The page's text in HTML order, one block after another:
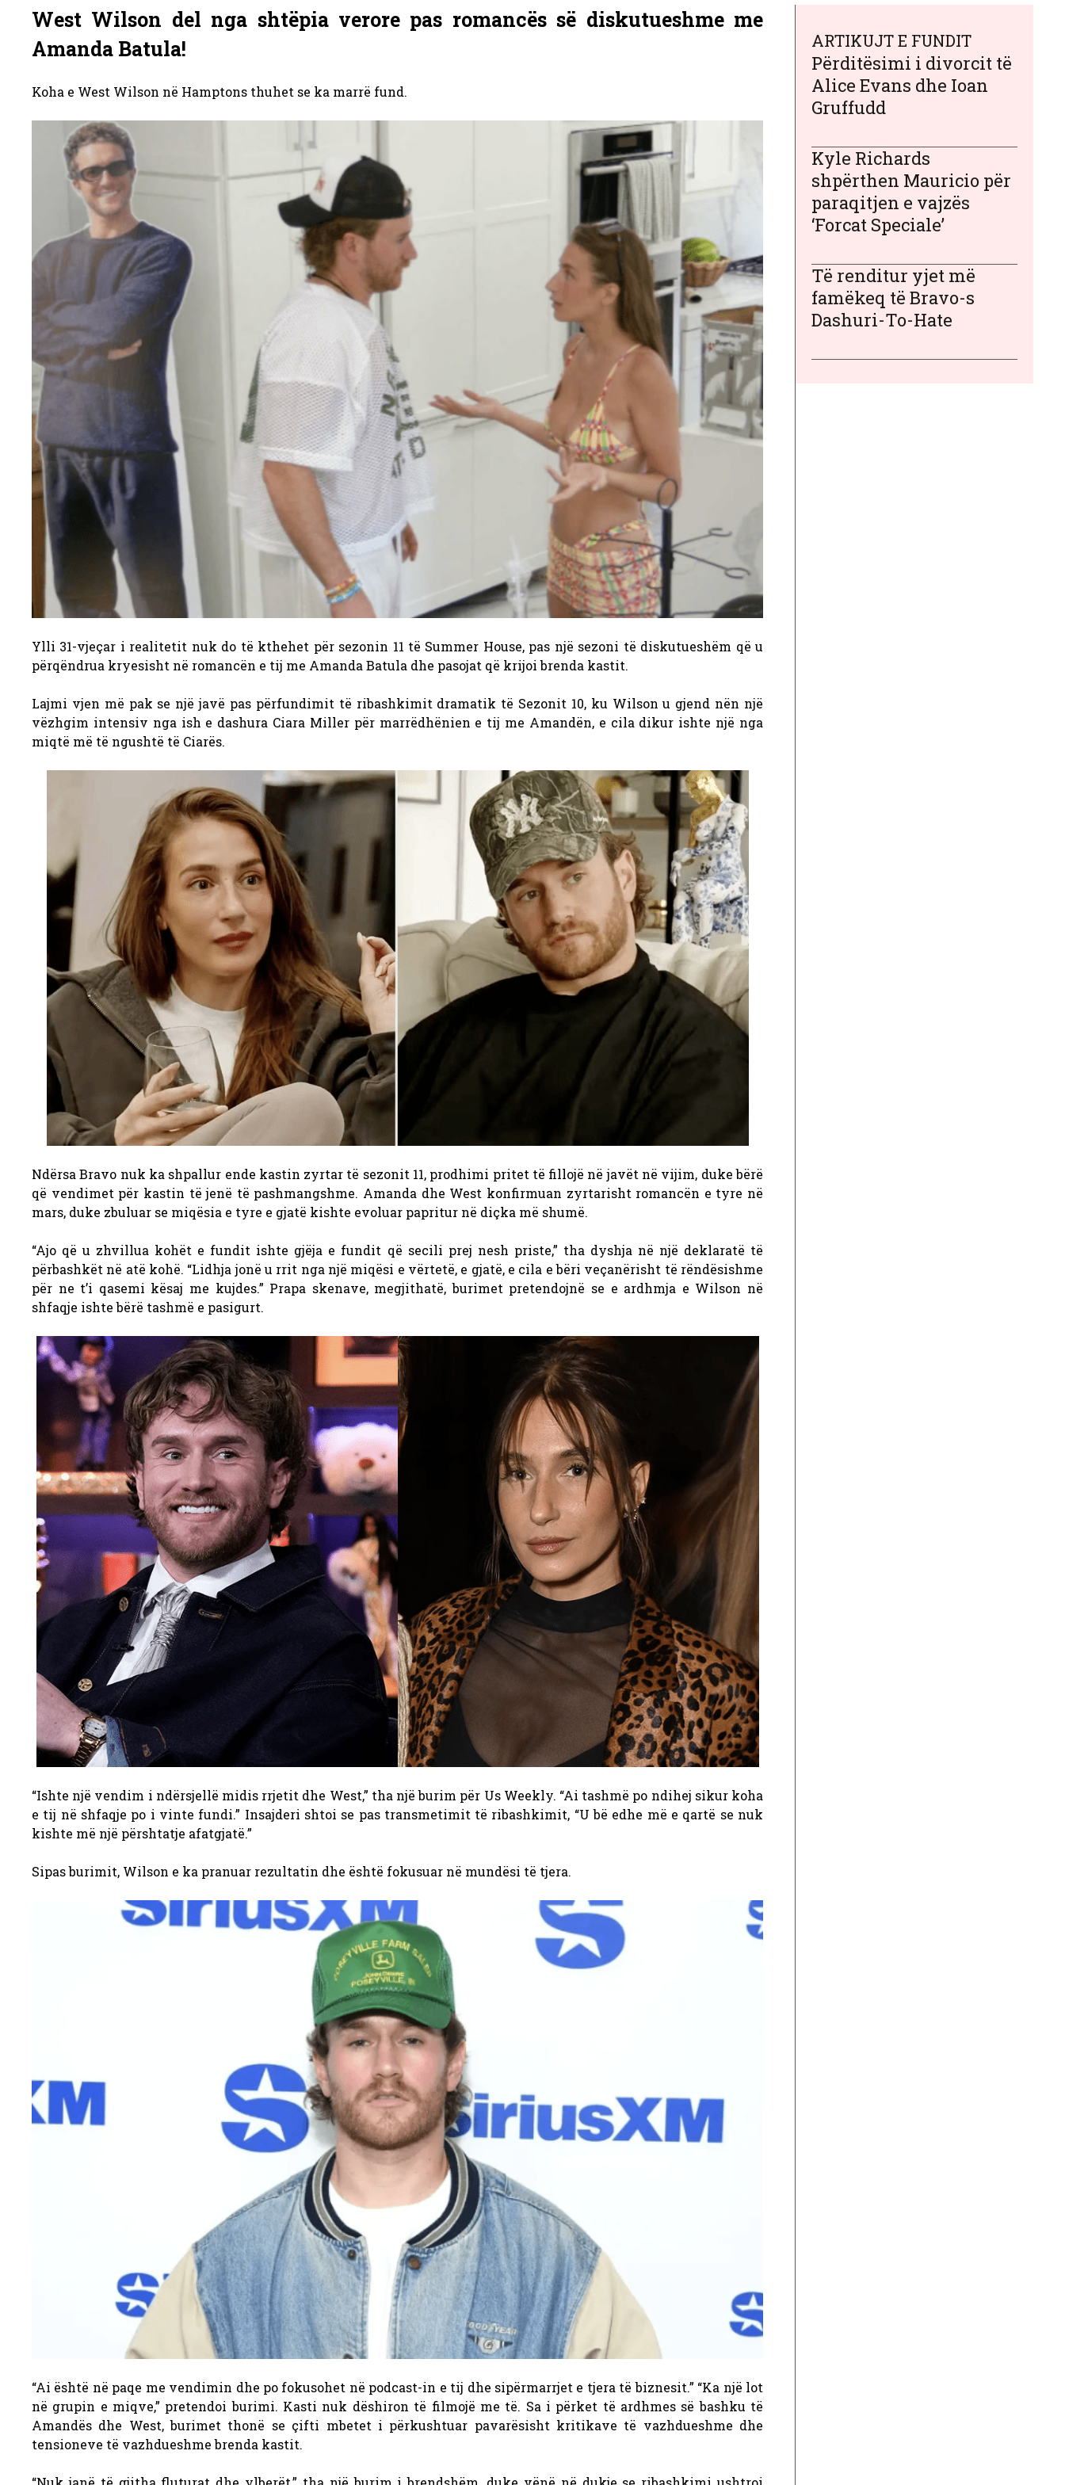
West Wilson del nga shtëpia verore pas romancës së diskutueshme me
Amanda Batula!
Koha e West Wilson në Hamptons thuhet se ka marrë fund.
Ylli 31-vjeçar i realitetit nuk do të kthehet për sezonin 11 të Summer House, pas një sezoni të diskutueshëm që u
përqëndrua kryesisht në romancën e tij me Amanda Batula dhe pasojat që krijoi brenda kastit.
Lajmi vjen më pak se një javë pas përfundimit të ribashkimit dramatik të Sezonit 10, ku Wilson u gjend nën një
vëzhgim intensiv nga ish e dashura Ciara Miller për marrëdhënien e tij me Amandën, e cila dikur ishte një nga
miqtë më të ngushtë të Ciarës.
Ndërsa Bravo nuk ka shpallur ende kastin zyrtar të sezonit 11, prodhimi pritet të fillojë në javët në vijim, duke bërë
që vendimet për kastin të jenë të pashmangshme. Amanda dhe West konfirmuan zyrtarisht romancën e tyre në
mars, duke zbuluar se miqësia e tyre e gjatë kishte evoluar papritur në diçka më shumë.
“Ajo që u zhvillua kohët e fundit ishte gjëja e fundit që secili prej nesh priste,” tha dyshja në një deklaratë të
përbashkët në atë kohë. “Lidhja jonë u rrit nga një miqësi e vërtetë, e gjatë, e cila e bëri veçanërisht të rëndësishme
për ne t’i qasemi kësaj me kujdes.” Prapa skenave, megjithatë, burimet pretendojnë se e ardhmja e Wilson në
shfaqje ishte bërë tashmë e pasigurt.
“Ishte një vendim i ndërsjellë midis rrjetit dhe West,” tha një burim për Us Weekly. “Ai tashmë po ndihej sikur koha
e tij në shfaqje po i vinte fundi.” Insajderi shtoi se pas transmetimit të ribashkimit, “U bë edhe më e qartë se nuk
kishte më një përshtatje afatgjatë.”
Sipas burimit, Wilson e ka pranuar rezultatin dhe është fokusuar në mundësi të tjera.
“Ai është në paqe me vendimin dhe po fokusohet në podcast-in e tij dhe sipërmarrjet e tjera të biznesit.” “Ka një lot
në grupin e miqve,” pretendoi burimi. Kasti nuk dëshiron të filmojë me të. Sa i përket të ardhmes së bashku të
Amandës dhe West, burimet thonë se çifti mbetet i përkushtuar pavarësisht kritikave të vazhdueshme dhe
tensioneve të vazhdueshme brenda kastit.
ARTIKUJT E FUNDIT
Përditësimi i divorcit të
Alice Evans dhe Ioan
Gruffudd
Kyle Richards
shpërthen Mauricio për
paraqitjen e vajzës
‘Forcat Speciale’
Të renditur yjet më
famëkeq të Bravo-s
Dashuri-To-Hate